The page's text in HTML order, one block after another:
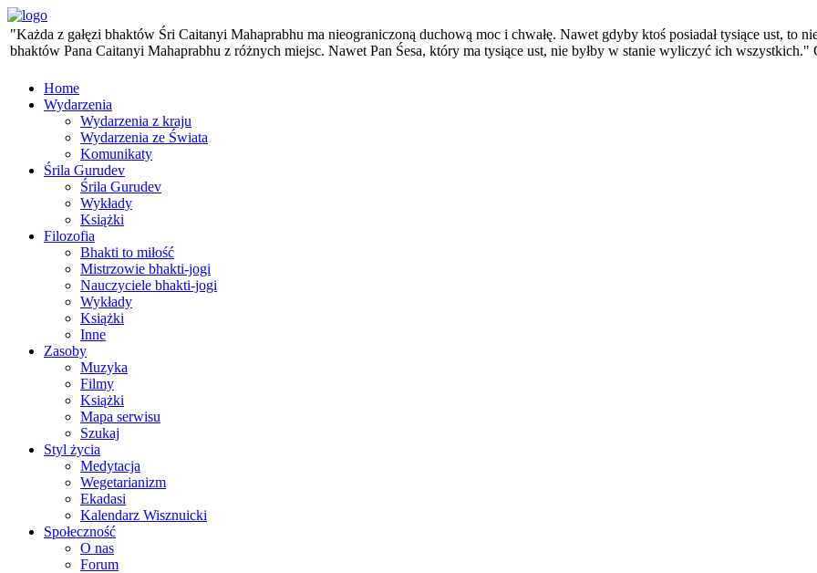
"Każda z gałęzi bhaktów Śri Caitanyi Mahaprabhu ma nieograniczoną duchową moc i chwałę. Nawet gdyby ktoś posiadał tysiące ust, to
bhaktów Pana Caitanyi Mahaprabhu z różnych miejsc. Nawet Pan Śesa, który ma tysiące ust, nie byłby w stanie wyliczyć ich
Home
Wydarzenia
Wydarzenia z kraju
Wydarzenia ze Świata
Komunikaty
Śrila Gurudev
Śrila Gurudev
Wykłady
Książki
Filozofia
Bhakti to miłość
Mistrzowie bhakti-jogi
Nauczyciele bhakti-jogi
Wykłady
Książki
Inne
Zasoby
Muzyka
Filmy
Książki
Mapa serwisu
Szukaj
Styl życia
Medytacja
Wegetarianizm
Ekadasi
Kalendarz Wisznuicki
Społeczność
O nas
Forum